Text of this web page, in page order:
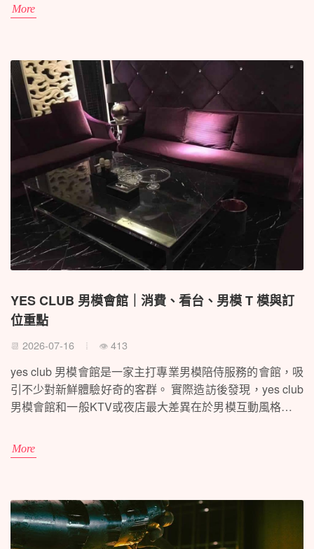
More
YES CLUB 男模會館｜消費、看台、男模 T 模與訂
位重點
📆 2026-07-16 👁 413
yes club 男模會館是一家主打專業男模陪侍服務的會館，吸
引不少對新鮮體驗好奇的客群。 實際造訪後發現，yes club
男模會館和一般KTV或夜店最大差異在於男模互動風格、消
的坑。建議事先了解清楚套餐內容、評價與真實流程，才能
玩得安心又不踩
More